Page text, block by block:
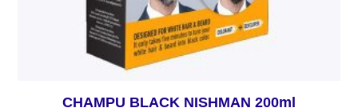
CHAMPU BLACK NISHMAN 200ml